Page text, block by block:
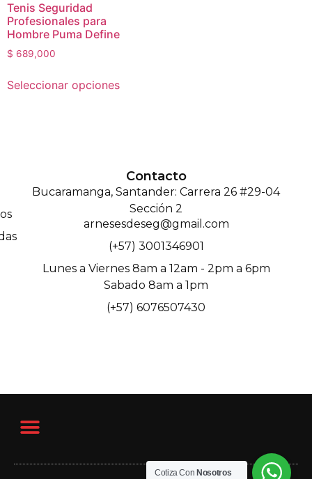
Tenis Seguridad
Profesionales para
Hombre Puma Define
$ 689,000
Seleccionar opciones
Contacto
Bucaramanga, Santander: Carrera 26 #29-04
Sección 2
arnesesdeseg@gmail.com
(+57) 3001346901
Lunes a Viernes 8am a 12am - 2pm a 6pm
Sabado 8am a 1pm
(+57) 6076507430
Cotiza Con Nosotros